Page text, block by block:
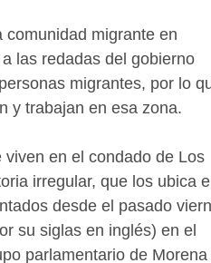
migrante en
las redadas del gobierno
migrantes, por lo
y trabajan en esa zona.
en el condado de Los
irregular, que los ubica
desde el pasado
su siglas en inglés) en el
parlamentario de Morena